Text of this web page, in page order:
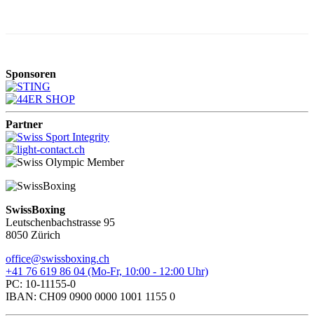
Sponsoren
Partner
SwissBoxing
Leutschenbachstrasse 95
8050 Zürich
office@swissboxing.ch
+41 76 619 86 04 (Mo-Fr, 10:00 - 12:00 Uhr)
PC: 10-11155-0
IBAN: CH09 0900 0000 1001 1155 0